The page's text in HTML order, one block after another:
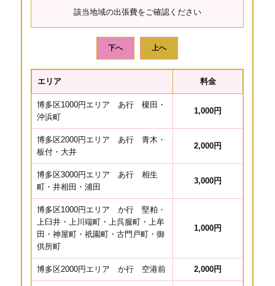
該当地域の出張費をご確認ください
下へ 上へ
エリア 料金
博多区1000円エリア あ行 榎田・
沖浜町
1,000円
博多区2000円エリア あ行 青木・
板付・大井
2,000円
博多区3000円エリア あ行 相生
町・井相田・浦田
3,000円
博多区1000円エリア か行 堅粕・
上臼井・上川端町・上呉服町・上牟
田・神屋町・祇園町・古門戸町・御
供所町
1,000円
博多区2000円エリア か行 空港前 2,000円